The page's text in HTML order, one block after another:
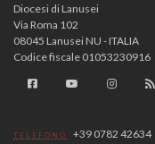
Diocesi di Lanusei
Via Roma 102
08045 Lanusei NU - ITALIA
Codice fiscale 01053230916
TELEFONO
+39 0782 42634